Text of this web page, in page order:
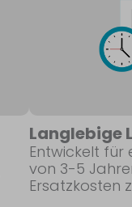
Langlebige
Entwickelt für
von 3-5
Ersatzkosten